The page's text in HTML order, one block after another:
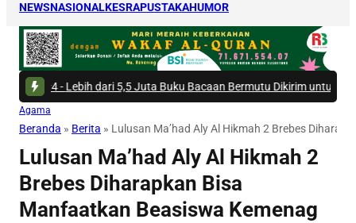
NEWSNASIONALKESRAPUSTAKAHUMOR
Lebih dari 5,5 Juta Buku Bacaan Bermutu Dikirim untuk Perkuat
Agama
Beranda » Berita » Lulusan Ma’had Aly Al Hikmah 2 Brebes
Lulusan Ma’had Aly Al Hikmah 2
Brebes Diharapkan Bisa
Manfaatkan Beasiswa Kemenag